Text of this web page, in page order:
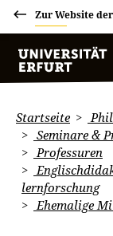
Zur Website
Startseite
Seminare &
Professuren
lernforschung
Ehemalige